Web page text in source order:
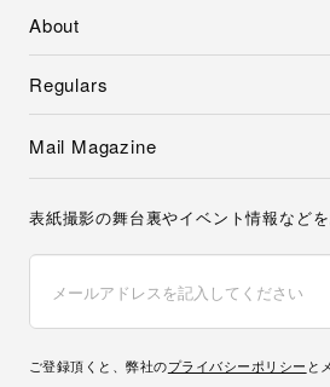
About
Regulars
Mail Magazine
表紙撮影の舞台裏やイベント情報などを
ご登録頂くと、弊社のプライバシーポリシー と